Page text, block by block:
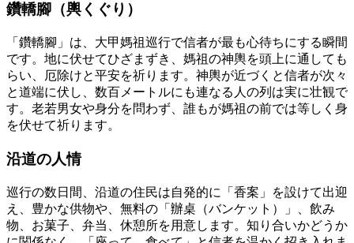
鑽轎腳（輿くぐり）
「鑽轎腳」は、大甲媽祖巡行で信者が最も心待ちにする瞬間
です。地に伏せてひざまずき、媽祖の神輿を頭上に通しても
らい、厄除けと平安を祈ります。神輿が近づくと信者が次々
と道端に伏し、数百メートルにも連なる人の列は実に壮観で
す。老若男女や身分を問わず、誰もが媽祖の前では等しく身
を伏せて祈ります。
沿道の人情
巡行の数日間、沿道の住民は自発的に「香案」を設けて出迎
え、豊かな供物や、無料の「辦桌（バンケット）」、飲み
物、お菓子、弁当、休憩所を用意します。知り合いかどうか